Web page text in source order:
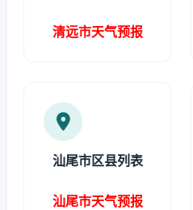
清远市天气预报
汕尾市区县列表
汕尾市天气预报